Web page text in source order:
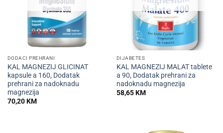
DODACI PREHRANI
KAL MAGNEZIJ GLICINAT
kapsule a 160, Dodatak
prehrani za nadoknadu
magnezija
70,20KM
DIJABETES
KAL MAGNEZIJ MALAT tablete
a 90, Dodatak prehrani za
nadoknadu magnezija
58,65KM